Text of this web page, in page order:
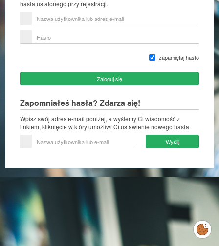
hasła ustalonego przy rejestracji.
użytkownika
e-
zapamiętaj hasło
Zaloguj się
Zapomniałeś hasła? Zdarza się!
Wpisz swój adres e-mail poniżej, a wyślemy Ci wiadomość z
linkiem, kliknięcie w który umożliwi Ci ustawienie nowego hasła.
użytkownika
mail
Wyślij
Zarządzaj
preferencjami
cookies